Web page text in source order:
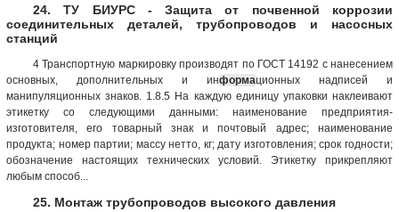
24. ТУ БИУРС - Защита от почвенной коррозии
соединительных деталей, трубопроводов и насосных
станций
4 Транспортную маркировку производят по ГОСТ 14192 с нанесением
основных, дополнительных и информационных надписей и
манипуляционных знаков. 1.8.5 На каждую единицу упаковки наклеивают
этикетку со следующими данными: наименование предприятия-
изготовителя, его товарный знак и почтовый адрес; наименование
продукта; номер партии; массу нетто, кг; дату изготовления; срок годности;
обозначение настоящих технических условий. Этикетку прикрепляют
любым способ...
25. Монтаж трубопроводов высокого давления